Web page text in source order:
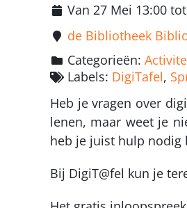
Van 27 Mei 13:00
de Bibliotheek
Categorieën:
Labels: DigiTafel,
Heb je vragen over
lenen, maar weet je
heb je juist hulp nodig
Bij DigiT@fel kun je